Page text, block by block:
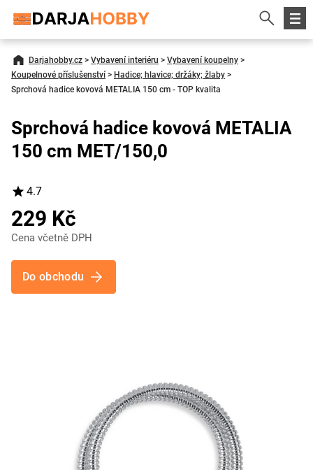
Darjahobby.cz > Vybavení interiéru > Vybavení koupelny >
Koupelnové příslušenství > Hadice; hlavice; držáky; žlaby >
Sprchová hadice kovová METALIA 150 cm - TOP kvalita
Sprchová hadice kovová METALIA
150 cm MET/150,0
4.7
229 Kč
Cena včetně DPH
Do obchodu